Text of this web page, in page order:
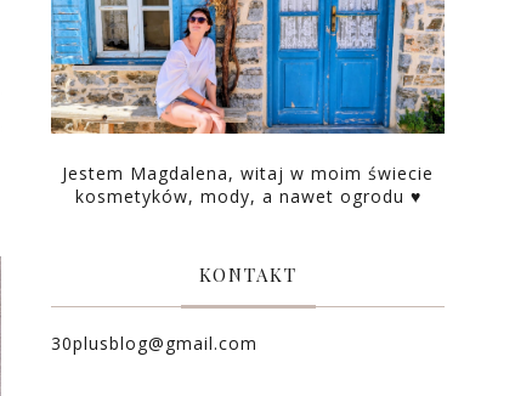
Jestem Magdalena, witaj w moim świecie
kosmetyków, mody, a nawet ogrodu ♥
KONTAKT
30plusblog@gmail.com